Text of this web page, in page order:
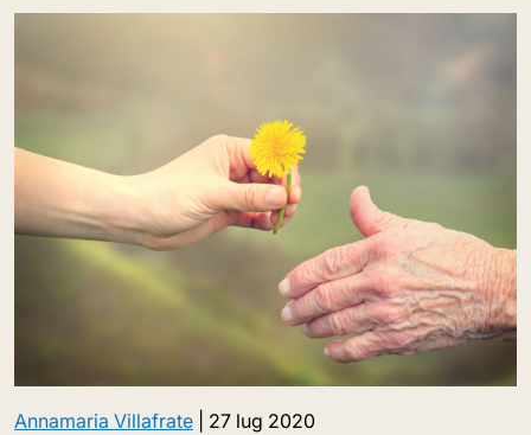
Annamaria Villafrate 27 lug 2020